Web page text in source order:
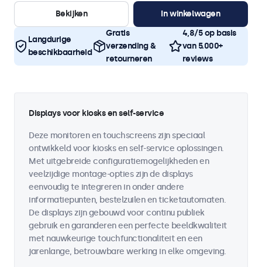
Bekijken
In winkelwagen
Langdurige
beschikbaarheid
Gratis
verzending &
retourneren
4,8/5 op basis
van 5.000+
reviews
Displays voor kiosks en self-service
Deze monitoren en touchscreens zijn speciaal
ontwikkeld voor kiosks en self-service oplossingen.
Met uitgebreide configuratiemogelijkheden en
veelzijdige montage-opties zijn de displays
eenvoudig te integreren in onder andere
informatiepunten, bestelzuilen en ticketautomaten.
De displays zijn gebouwd voor continu publiek
gebruik en garanderen een perfecte beeldkwaliteit
met nauwkeurige touchfunctionaliteit en een
jarenlange, betrouwbare werking in elke omgeving.